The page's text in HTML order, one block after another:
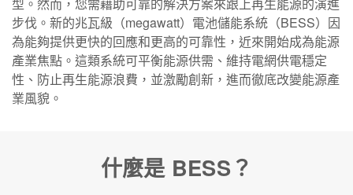
步伐。新的兆瓦級（megawatt）電池儲能系統（BESS）因
為能夠提供更快的回應和更高的可靠性，近來開始成為能源
產業焦點。這類系統可平衡能源供需、維持電網供電穩定
性、防止再生能源浪費，並激勵創新，進而徹底改變能源產
業風貌。
什麼是 BESS？